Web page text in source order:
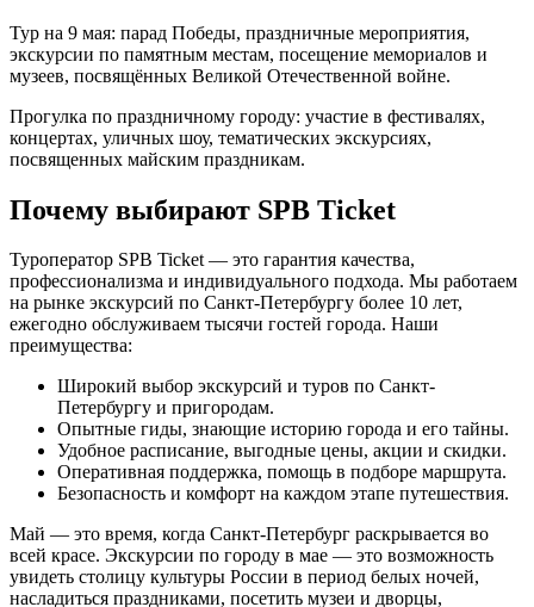
Тур на 9 мая: парад Победы, праздничные мероприятия,
экскурсии по памятным местам, посещение мемориалов и
музеев, посвящённых Великой Отечественной войне.
Прогулка по праздничному городу: участие в фестивалях,
концертах, уличных шоу, тематических экскурсиях,
посвященных майским праздникам.
Почему выбирают SPB Ticket
Туроператор SPB Ticket — это гарантия качества,
профессионализма и индивидуального подхода. Мы работаем
на рынке экскурсий по Санкт-Петербургу более 10 лет,
ежегодно обслуживаем тысячи гостей города. Наши
преимущества:
Широкий выбор экскурсий и туров по Санкт-
Петербургу и пригородам.
Опытные гиды, знающие историю города и его тайны.
Удобное расписание, выгодные цены, акции и скидки.
Оперативная поддержка, помощь в подборе маршрута.
Безопасность и комфорт на каждом этапе путешествия.
Май — это время, когда Санкт-Петербург раскрывается во
всей красе. Экскурсии по городу в мае — это возможность
увидеть столицу культуры России в период белых ночей,
насладиться праздниками, посетить музеи и дворцы,